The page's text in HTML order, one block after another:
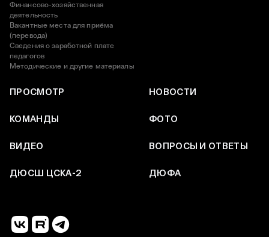
Финансово-хозяйственная
деятельность
Вакантные места для приёма
(перевода)
Сведения о заработной плате
педагогов
Методические и другие материалы
ПРОСМОТР НОВОСТИ
КОМАНДЫ ФОТО
ВИДЕО ВОПРОСЫ И ОТВЕТЫ
ДЮСШ ЦСКА-2 ДЮФА